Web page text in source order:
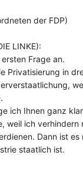
der FDP)
LINKE):
Frage an.
Privatisierung in
ich Ihnen ganz
weil ich verhindern
Dann ist es
staatlich ist.